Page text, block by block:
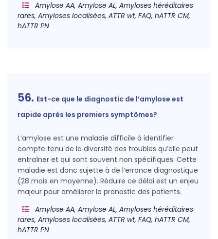
Amylose AA, Amylose AL, Amyloses héréditaires
rares, Amyloses localisées, ATTR wt, FAQ, hATTR CM,
hATTR PN
56. Est-ce que le diagnostic de l’amylose est
rapide après les premiers symptômes?
L’amylose est une maladie difficile à identifier
compte tenu de la diversité des troubles qu’elle peut
entraîner et qui sont souvent non spécifiques. Cette
maladie est donc sujette à de l’errance diagnostique
(28 mois en moyenne). Réduire ce délai est un enjeu
majeur pour améliorer le pronostic des patients.
Amylose AA, Amylose AL, Amyloses héréditaires
rares, Amyloses localisées, ATTR wt, FAQ, hATTR CM,
hATTR PN